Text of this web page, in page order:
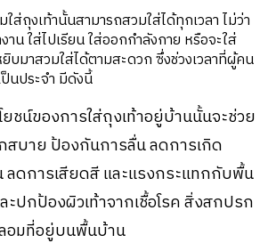
ใส่ถุงเท้านั้นสามารถสวมใส่ได้ทุกเวลา ไม่ว่า
าน ใส่ไปเรียน ใส่ออกกำลังกาย หรือจะใส่
บมาสวมใส่ได้ตามสะดวก ซึ่งช่วงเวลาที่ผู้คน
นประจำ มีดังนี้
ยชน์ของการใส่ถุงเท้าอยู่บ้านนั้นจะช่วย
สบาย ป้องกันการลื่น ลดการเกิด
ลดการเสียดสี และแรงกระแทกกับพื้น
ะปกป้องผิวเท้าจากเชื้อโรค สิ่งสกปรก
อมที่อยู่บนพื้นบ้าน